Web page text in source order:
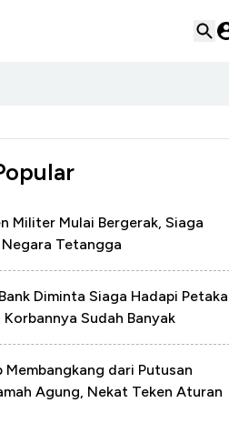
Militer Mulai Bergerak, Siaga
Negara Tetangga
Diminta Siaga Hadapi Petaka
Korbannya Sudah Banyak
Membangkang dari Putusan
Agung, Nekat Teken Aturan